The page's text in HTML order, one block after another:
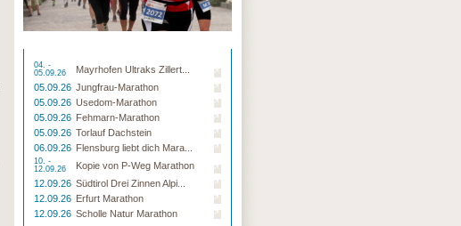
04. -
05.09.26
Mayrhofen Ultraks Zillert...
05.09.26 Jungfrau-Marathon
05.09.26 Usedom-Marathon
05.09.26 Fehmarn-Marathon
05.09.26 Torlauf Dachstein
06.09.26 Flensburg liebt dich Mara...
10. -
12.09.26
Kopie von P-Weg Marathon
12.09.26 Südtirol Drei Zinnen Alpi...
12.09.26 Erfurt Marathon
12.09.26 Scholle Natur Marathon